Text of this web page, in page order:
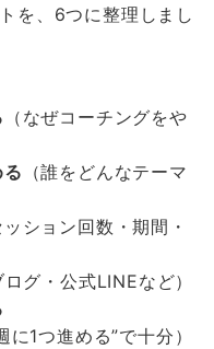
を、6つに整理しまし
（なぜコーチングをや
（誰をどんなテーマ
ッション回数・期間・
ログ・公式LINEなど）
に1つ進める”で十分）